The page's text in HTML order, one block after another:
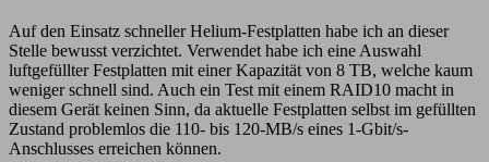
Auf den Einsatz schneller Helium-Festplatten habe ich an dieser
Stelle bewusst verzichtet. Verwendet habe ich eine Auswahl
luftgefüllter Festplatten mit einer Kapazität von 8 TB, welche kaum
weniger schnell sind. Auch ein Test mit einem RAID10 macht in
diesem Gerät keinen Sinn, da aktuelle Festplatten selbst im gefüllten
Zustand problemlos die 110- bis 120-MB/s eines 1-Gbit/s-
Anschlusses erreichen können.